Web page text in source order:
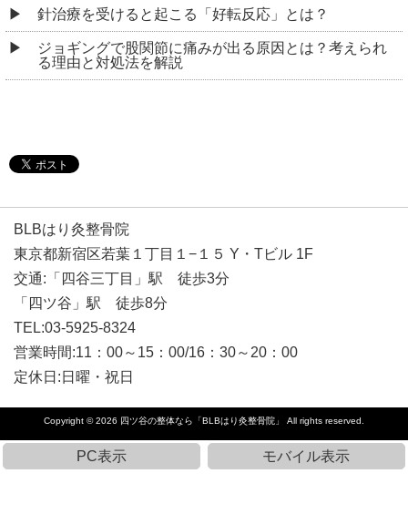
針治療を受けると起こる「好転反応」とは？
ジョギングで股関節に痛みが出る原因とは？考えられ
る理由と対処法を解説
BLBはり灸整骨院
東京都新宿区若葉１丁目１−１５ Y・Tビル 1F
交通:「四谷三丁目」駅 徒歩3分
「四ツ谷」駅 徒歩8分
TEL:03-5925-8324
営業時間:11：00～15：00/16：30～20：00
定休日:日曜・祝日
Copyright © 2026 四ツ谷の整体なら「BLBはり灸整骨院」 All rights reserved.
PC表示 モバイル表示